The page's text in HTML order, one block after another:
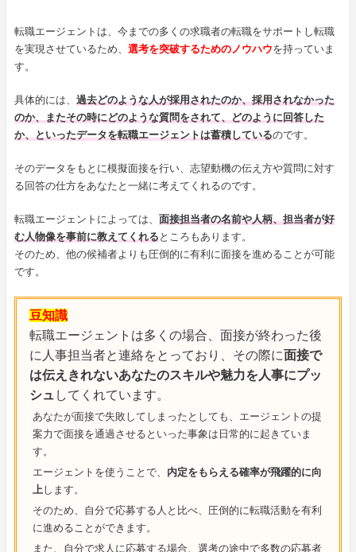
転職エージェントは、今までの多くの求職者の転職をサポートし転職
を実現させているため、 選考を突破するためのノウハウを持っていま
す。
具体的には、 過去どのような人が採用されたのか、採用されなかった
のか、またその時にどのような質問をされて、どのように回答した
か、といったデータを転職エージェントは蓄積しているのです。
そのデータをもとに模擬面接を行い、志望動機の伝え方や質問に対す
る回答の仕方をあなたと一緒に考えてくれるのです。
転職エージェントによっては、 面接担当者の名前や人柄、担当者が好
む人物像を事前に教えてくれるところもあります。
そのため、他の候補者よりも圧倒的に有利に面接を進めることが可能
です。
豆知識
転職エージェントは多くの場合、面接が終わった後
に人事担当者と連絡をとっており、その際に面接で
は伝えきれないあなたのスキルや魅力を人事にプッ
シュ してくれています。
あなたが面接で失敗してしまったとしても、エージェントの提
案力で面接を通過させるといった事象は日常的に起きていま
す。
エージェントを使うことで、 内定をもらえる確率が飛躍的に向
上します。
そのため、自分で応募する人と比べ、圧倒的に転職活動を有利
に進めることができます。
また、自分で求人に応募する場合、選考の途中で多数の応募者